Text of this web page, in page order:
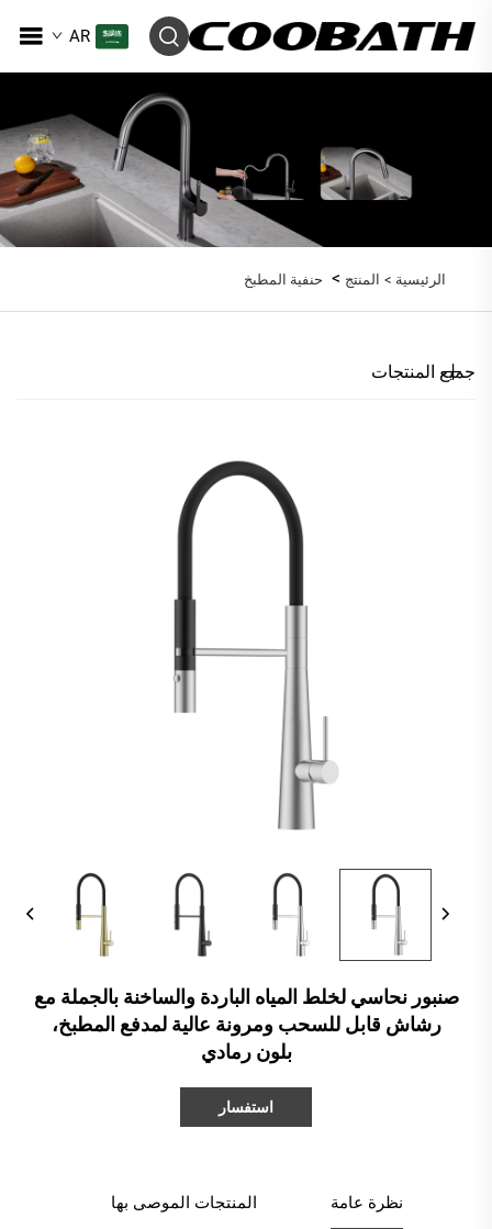
AR
الرئيسية > المنتج > حنفية المطبخ
جميع المنتجات
صنبور نحاسي لخلط المياه الباردة والساخنة بالجملة مع
رشاش قابل للسحب ومرونة عالية لمدفع المطبخ،
بلون رمادي
استفسار
نظرة عامة المنتجات الموصى بها